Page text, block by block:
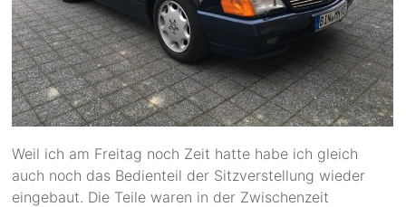
Weil ich am Freitag noch Zeit hatte habe ich gleich
auch noch das Bedienteil der Sitzverstellung wieder
eingebaut. Die Teile waren in der Zwischenzeit